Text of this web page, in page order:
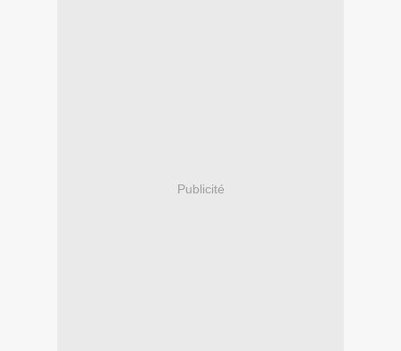
Publicité